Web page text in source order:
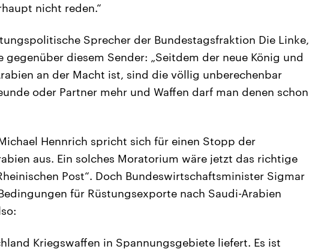
nicht reden.“
Sprecher der Bundestagsfraktion Die Linke,
gegenüber diesem Sender: „Seitdem der neue König und
an der Macht ist, sind die völlig unberechenbar
oder Partner mehr und Waffen darf man denen schon
Hennrich spricht sich für einen Stopp der
aus. Ein solches Moratorium wäre jetzt das richtige
Post“. Doch Bundeswirtschaftsminister Sigmar
für Rüstungsexporte nach Saudi-Arabien
Kriegswaffen in Spannungsgebiete liefert. Es ist